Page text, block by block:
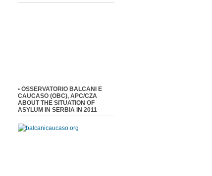
• OSSERVATORIO BALCANI E
CAUCASO (OBC), APC/CZA
ABOUT THE SITUATION OF
ASYLUM IN SERBIA IN 2011